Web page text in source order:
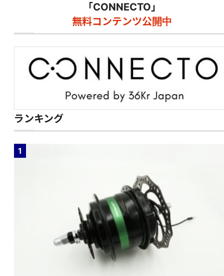
「CONNECTO」
無料コンテンツ公開中
ランキング
1